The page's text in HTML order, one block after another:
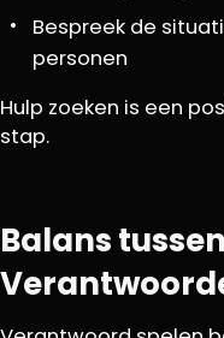
Bespreek de
personen
Hulp zoeken is een
stap.
Balans